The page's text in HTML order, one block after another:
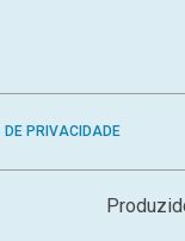
DE PRIVACIDADE